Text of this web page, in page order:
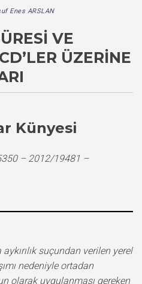
Enes ARSLAN
VE
ÜZERINE
Künyesi
– 2012/19481 –
aykırılık suçundan verilen yerel
nedeniyle ortadan
olarak uygulanması gereken